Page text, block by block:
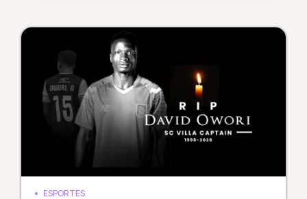
ESPORTES